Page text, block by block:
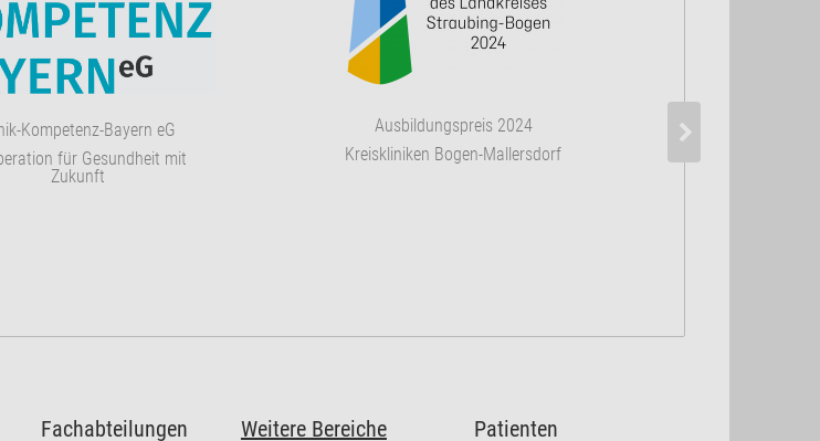
Kompetenz-Bayern eG
für Gesundheit mit
Zukunft
Ausbildungspreis 2024
Kreiskliniken Bogen-Mallersdorf
Fachabteilungen Weitere Bereiche
Patienten